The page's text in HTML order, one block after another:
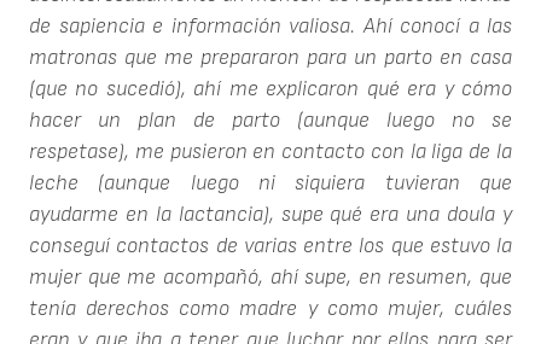
de sapiencia e información valiosa. Ahí conocí a las
matronas que me prepararon para un parto en casa
(que no sucedió), ahí me explicaron qué era y cómo
hacer un plan de parto (aunque luego no se
respetase), me pusieron en contacto con la liga de la
leche (aunque luego ni siquiera tuvieran que
ayudarme en la lactancia), supe qué era una doula y
conseguí contactos de varias entre los que estuvo la
mujer que me acompañó, ahí supe, en resumen, que
tenía derechos como madre y como mujer, cuáles